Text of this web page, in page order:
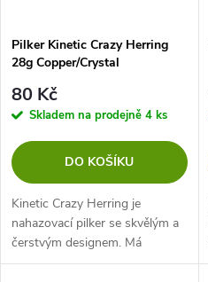
p
r
o
d
u
s
p
r
o
d
u
Pilker Kinetic Crazy Herring
28g Copper/Crystal
80 Kč
Skladem na prodejně 4 ks
DO KOŠÍKU
Kinetic Crazy Herring je
nahazovací pilker se skvělým a
čerstvým designem. Má
holografické tělo a 3D oči